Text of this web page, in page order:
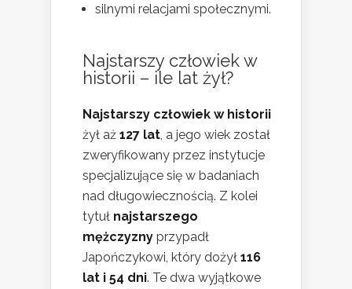
silnymi relacjami społecznymi.
Najstarszy człowiek w
historii – ile lat żył?
Najstarszy człowiek w historii
żył aż 127 lat , a jego wiek został
zweryfikowany przez instytucje
specjalizujące się w badaniach
nad długowiecznością. Z kolei
tytuł najstarszego
mężczyzny przypadł
Japończykowi, który dożył 116
lat i 54 dni. Te dwa wyjątkowe